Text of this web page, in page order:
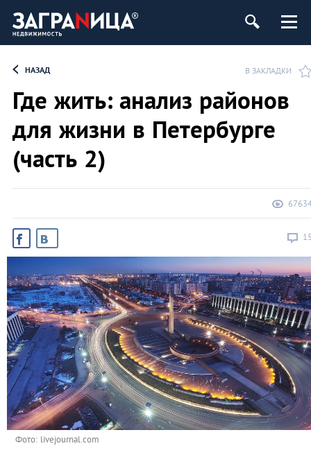
НАЗАД В ЗАКЛАДКИ
Где жить: анализ районов
для жизни в Петербурге
(часть 2)
Фото: livejournal.com